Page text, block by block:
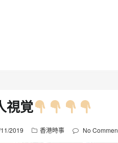
視覚
2019 香港時事 No